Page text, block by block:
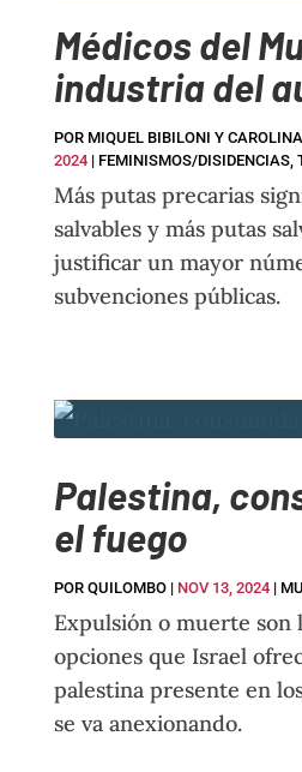
Médicos del
industria del
POR MIQUEL BIBILONI Y
2024| FEMINISMOS/DISIDENCIAS,
Más putas precarias
salvables y más putas
justificar un mayor
subvenciones públicas.
Palestina,
el fuego
POR QUILOMBO| NOV 13, 2024|
Expulsión o muerte son
opciones que Israel
palestina presente en
se va anexionando.